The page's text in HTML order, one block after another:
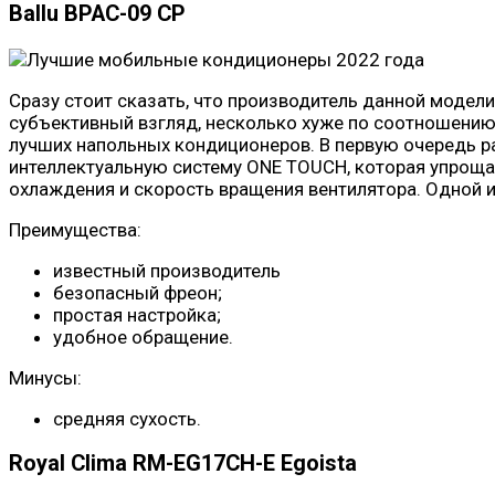
Ballu BPAC-09 CP
Сразу стоит сказать, что производитель данной
субъективный взгляд, несколько хуже по
лучших напольных кондиционеров. В первую очередь
интеллектуальную систему ONE TOUCH, которая
охлаждения и скорость вращения вентилятора. Одной
Преимущества:
известный производитель
безопасный фреон;
простая настройка;
удобное обращение.
Минусы:
средняя сухость.
Royal Clima RM-EG17CH-E Egoista